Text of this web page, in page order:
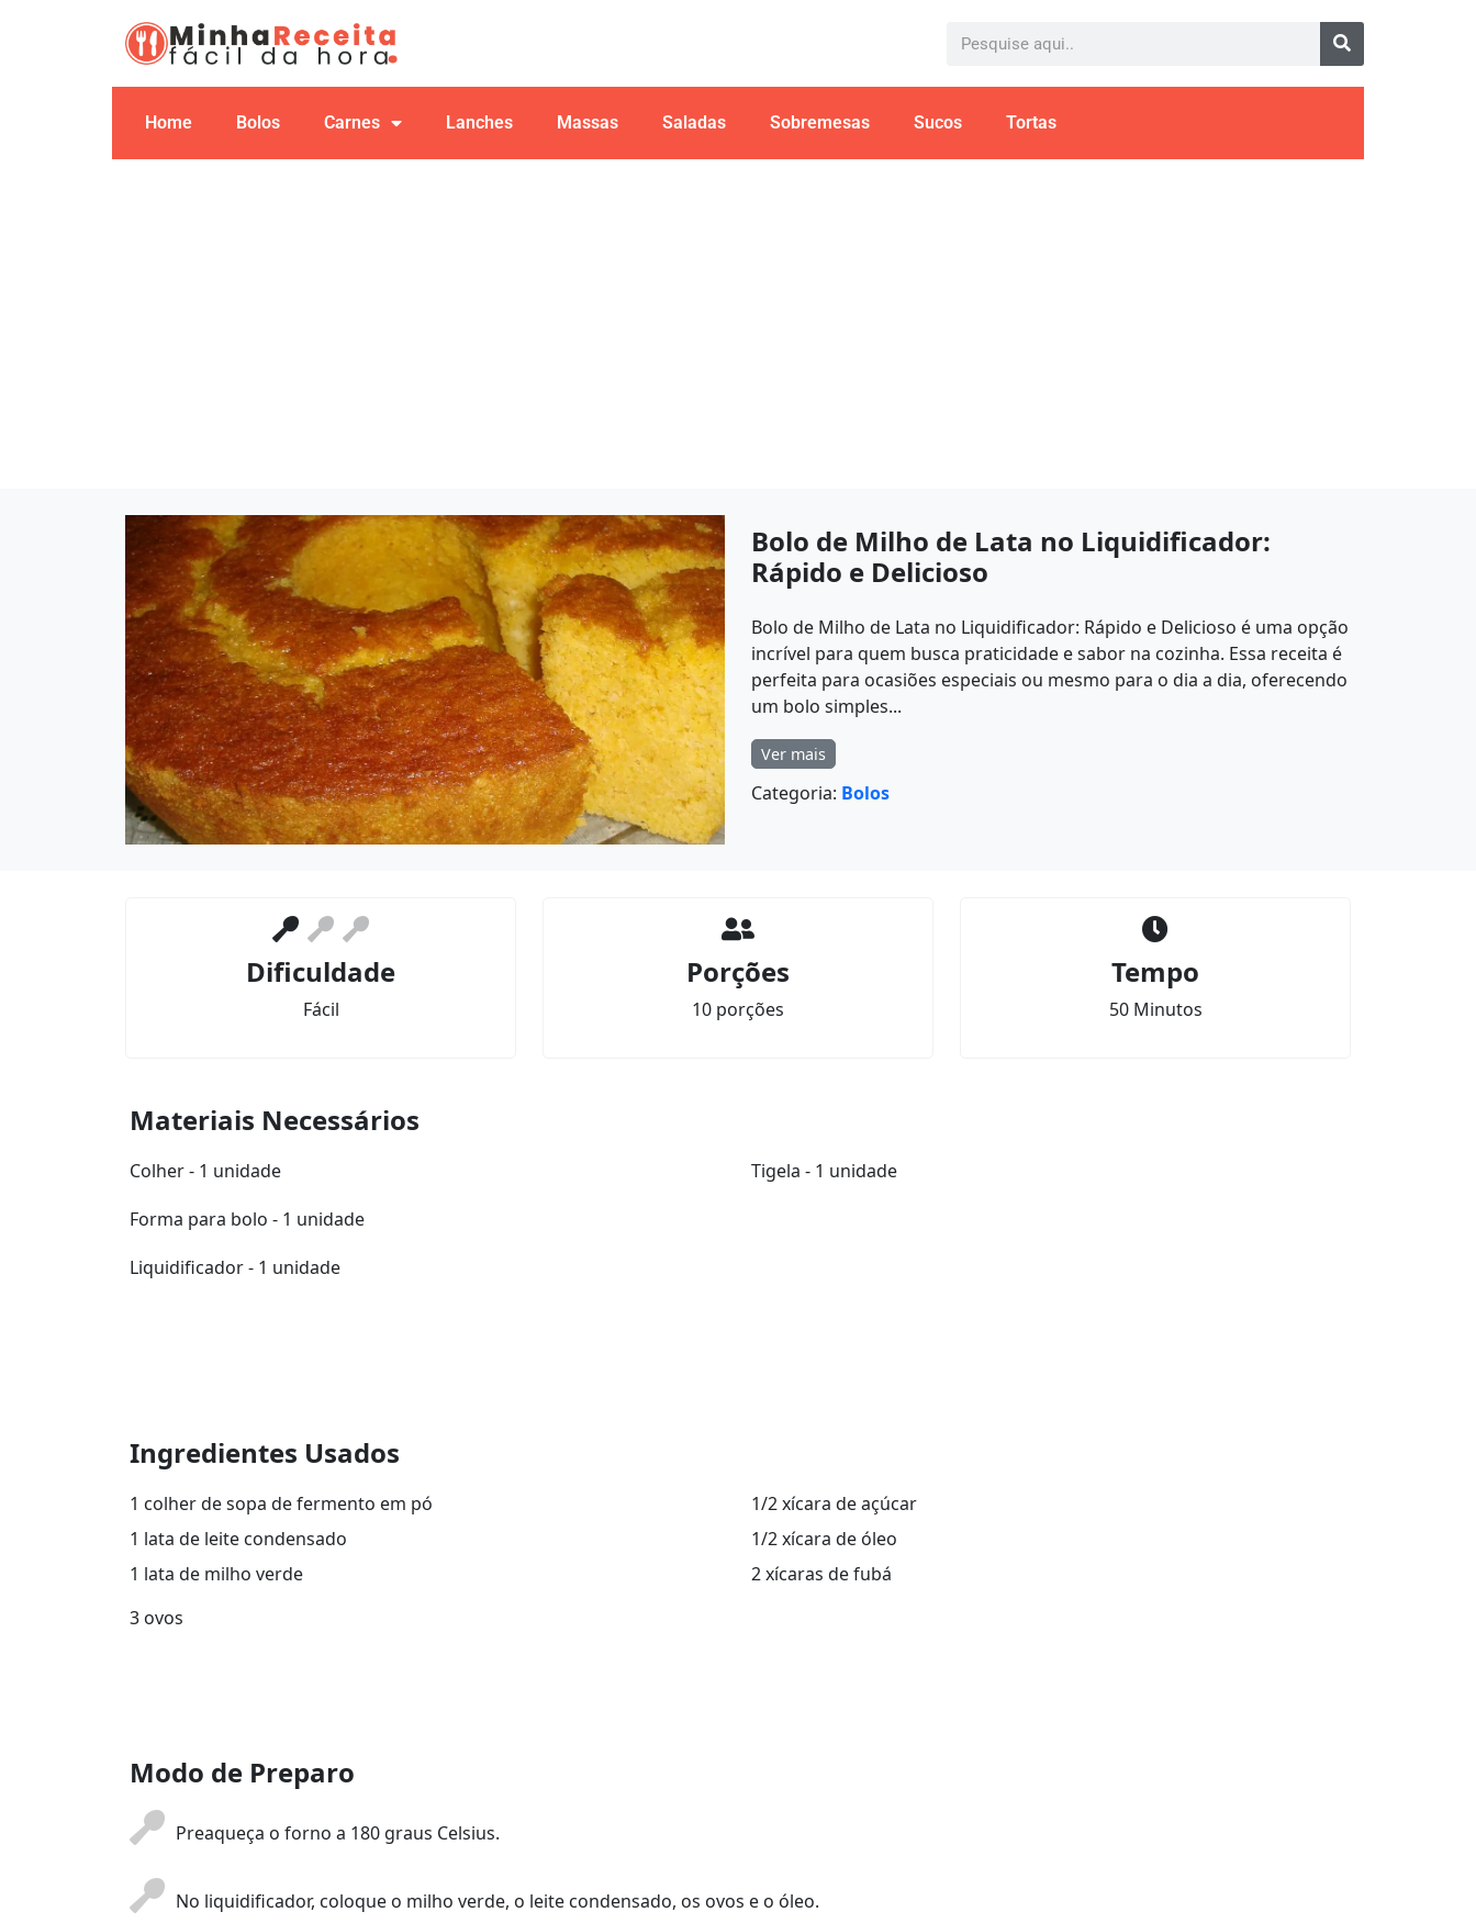
Home Bolos Carnes Lanches Massas Saladas Sobremesas Sucos Tortas
Bolo de Milho de Lata no Liquidificador:
Rápido e Delicioso
Bolo de Milho de Lata no Liquidificador: Rápido e Delicioso é uma opção
incrível para quem busca praticidade e sabor na cozinha. Essa receita é
perfeita para ocasiões especiais ou mesmo para o dia a dia, oferecendo
um bolo simples...
Ver mais
Categoria: Bolos
Dificuldade
Fácil
Porções
10 porções
Tempo
50 Minutos
Materiais Necessários
Colher - 1 unidade
Forma para bolo - 1 unidade
Liquidificador - 1 unidade
Tigela - 1 unidade
Ingredientes Usados
1 colher de sopa de fermento em pó
1 lata de leite condensado
1 lata de milho verde
1/2 xícara de açúcar
1/2 xícara de óleo
2 xícaras de fubá
3 ovos
Modo de Preparo
Preaqueça o forno a 180 graus Celsius.
No liquidificador, coloque o milho verde, o leite condensado, os ovos e o óleo.